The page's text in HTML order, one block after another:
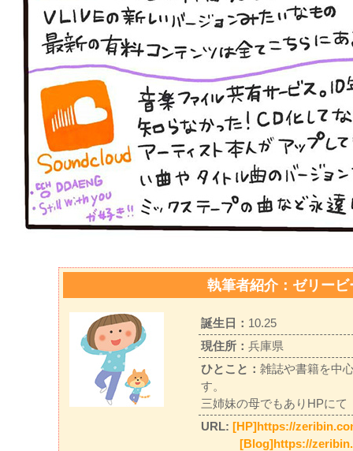
執筆者紹介：ゼリービ
誕生日： 10.25
現住所： 兵庫県
ひとこと： 雑誌や書籍を中
す。
三姉妹の母でもありHPにて
URL: [HP]https://
[Blog]https://